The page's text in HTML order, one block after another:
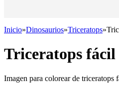
Inicio»Dinosaurios»Triceratops»
Triceratops fácil
Imagen para colorear de triceratops